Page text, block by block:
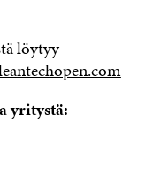
löytyy
yritystä: